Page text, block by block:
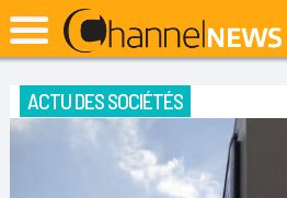
ACTU DES SOCIÉTÉS